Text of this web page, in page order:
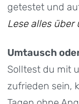
getestet und
Lese alles über
Umtausch
Solltest du mit
zufrieden sein,